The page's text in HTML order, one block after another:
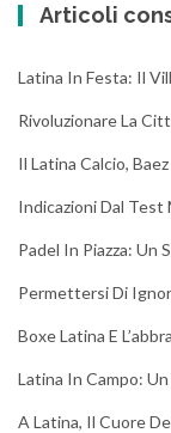
Articoli
Latina In Festa: Il
Rivoluzionare La
Il Latina Calcio,
Indicazioni Dal Test
Padel In Piazza: Un
Permettersi Di
Boxe Latina E
Latina In Campo:
A Latina, Il Cuore